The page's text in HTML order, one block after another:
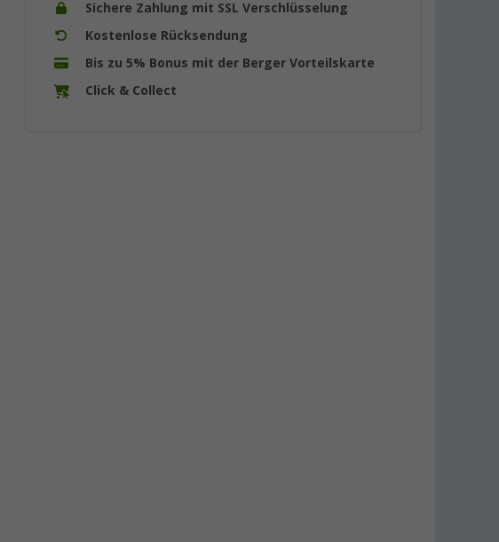
Sichere Zahlung mit SSL Verschlüsselung
Kostenlose Rücksendung
Bis zu 5% Bonus mit der Berger Vorteilskarte
Click & Collect
Berger Balls Solar-
Lichterkette 20 LED-Kugeln
Dometic
Stromschienenadapter mit